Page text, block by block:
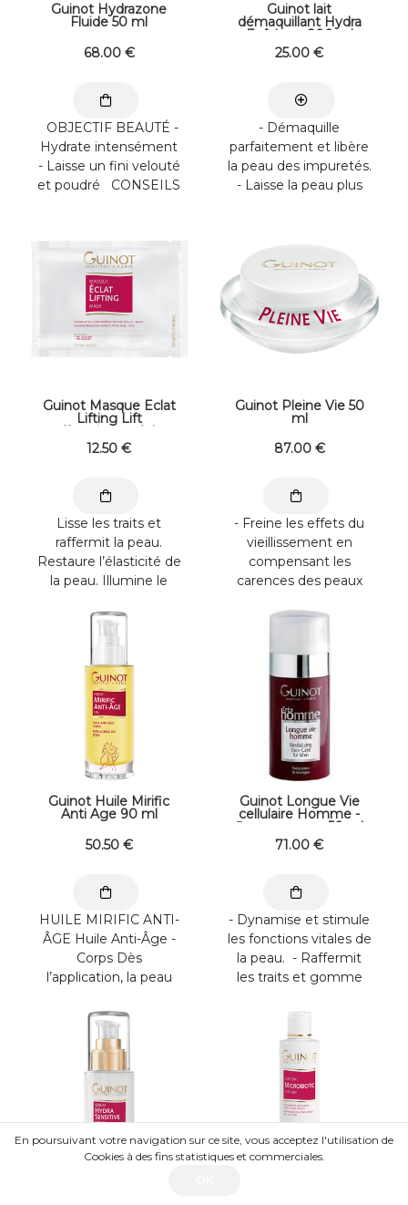
Guinot Hydrazone
Fluide 50 ml
68.00 €
OBJECTIF BEAUTÉ -
Hydrate intensément
- Laisse un fini velouté
et poudré CONSEILS
Guinot lait
démaquillant Hydra
Fraîcheur 200 ml
25.00 €
- Démaquille
parfaitement et libère
la peau des impuretés.
- Laisse la peau plus
Guinot Masque Eclat
Lifting Lift
raffermissant éclat
visage masque 1
Sachet 19ml / 0,64
12.50 €
Lisse les traits et
raffermit la peau.
Restaure l’élasticité de
la peau. Illumine le
Guinot Pleine Vie 50
ml
87.00 €
- Freine les effets du
vieillissement en
compensant les
carences des peaux
l’activité cellulaire ...
Guinot Huile Mirific
Anti Age 90 ml
50.50 €
HUILE MIRIFIC ANTI-
ÂGE Huile Anti-Âge -
Corps Dès
l’application, la peau
et son confort. Le ...
Guinot Longue Vie
cellulaire Homme -
flacon pompe 50 ml
71.00 €
- Dynamise et stimule
les fonctions vitales de
la peau. - Raffermit
les traits et gomme
En poursuivant votre navigation sur ce site, vous acceptez l'utilisation de
Cookies à des fins statistiques et commerciales.